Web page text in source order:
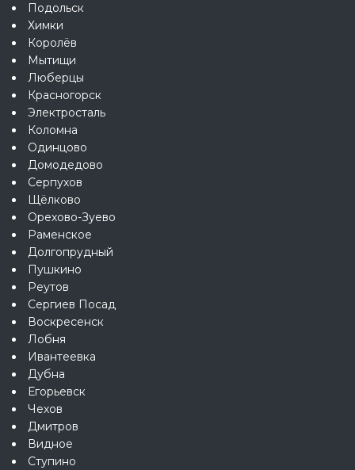
Подольск
Химки
Королёв
Мытищи
Люберцы
Красногорск
Электросталь
Коломна
Одинцово
Домодедово
Серпухов
Щёлково
Орехово-Зуево
Раменское
Долгопрудный
Пушкино
Реутов
Сергиев Посад
Воскресенск
Лобня
Ивантеевка
Дубна
Егорьевск
Чехов
Дмитров
Видное
Ступино